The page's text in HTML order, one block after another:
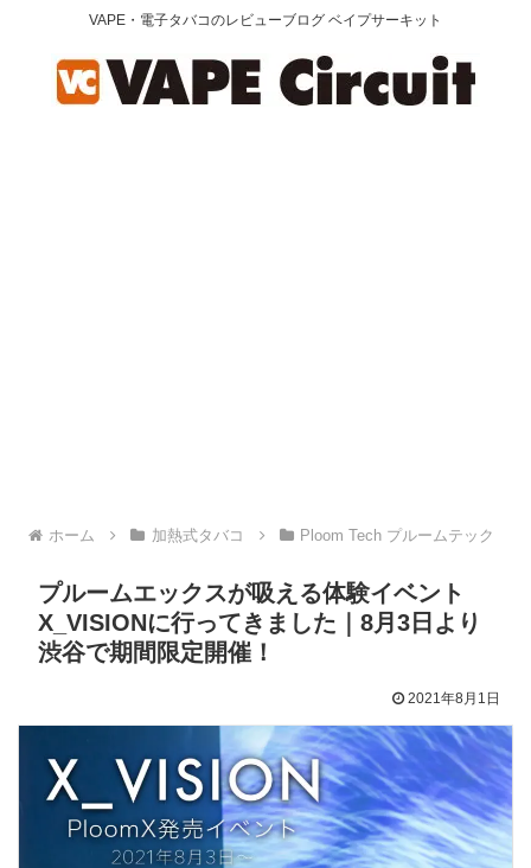
VAPE・電子タバコのレビューブログ ベイプサーキット
ホーム 加熱式タバコ Ploom Tech プルームテック
プルームエックスが吸える体験イベント
X_VISIONに行ってきました｜8月3日より
渋谷で期間限定開催！
2021年8月1日